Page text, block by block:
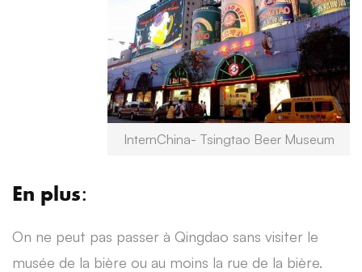
InternChina- Tsingtao Beer Museum
En plus:
On ne peut pas passer à Qingdao sans visiter le
musée de la bière ou au moins la rue de la bière.